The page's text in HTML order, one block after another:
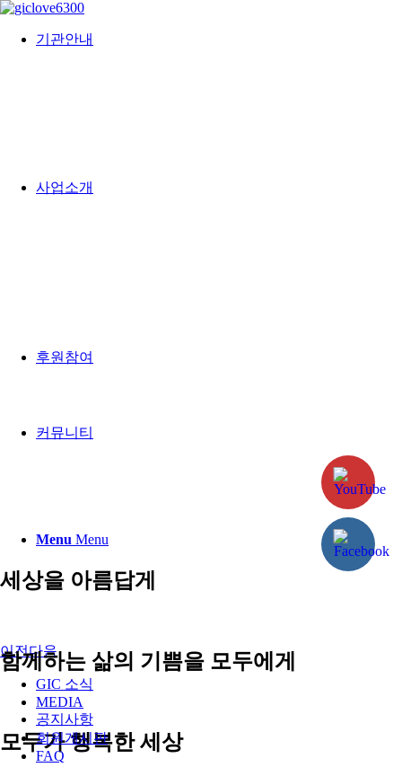
기관안내
사업소개
후원참여
커뮤니티
Menu Menu
세상을 아름답게
함께하는 삶의 기쁨을 모두에게
모두가 행복한 세상
이전다음
GIC 소식
MEDIA
공지사항
회원게시판
FAQ